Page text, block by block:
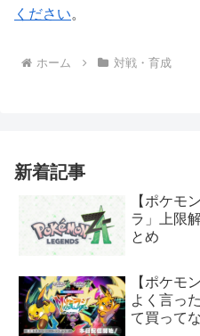
ください。
ホーム 対戦・育成
新着記事
【ポケモ
ラ」上限
とめ
【ポケモ
よく言っ
て買って